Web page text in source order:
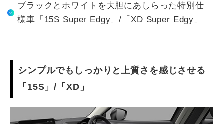
ブラックとホワイトを大胆にあしらった特別仕
様車「15S Super Edgy」/「XD Super Edgy」
シンプルでもしっかりと上質さを感じさせる
「15S」/「XD」